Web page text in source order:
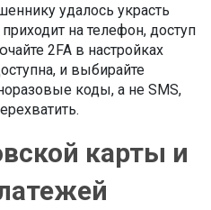
удалось украсть
на телефон, доступ
2FA в настройках
и выбирайте
коды, а не SMS,
карты и